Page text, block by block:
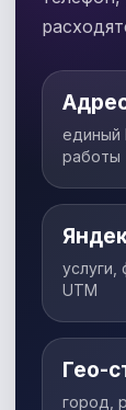
единый
работы
услуги,
UTM
Гео-
город,